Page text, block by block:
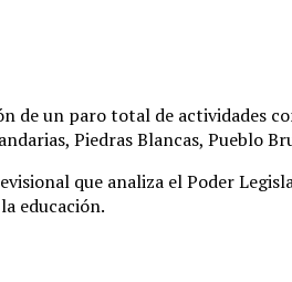
de un paro total de actividades
Piedras Blancas,
que analiza el Poder
educación.